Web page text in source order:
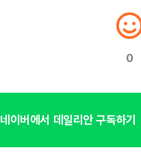
0
네이버에서 데일리안 구독하기